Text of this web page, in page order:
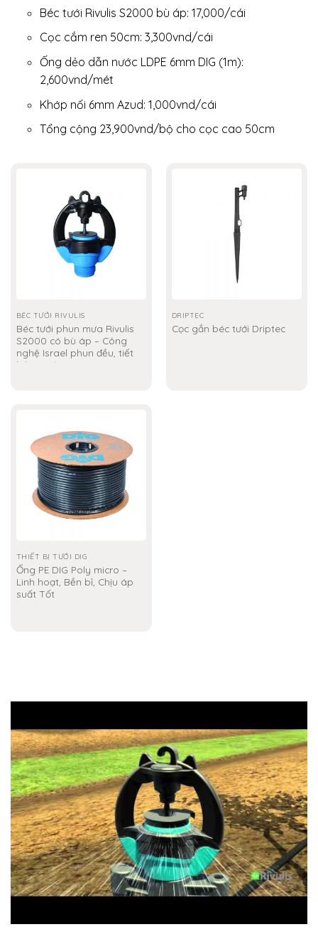
Béc tưới Rivulis S2000 bù áp: 17,000/cái
Cọc cắm ren 50cm: 3,300vnd/cái
Ống dẻo dẫn nước LDPE 6mm DIG (1m):
2,600vnd/mét
Khớp nối 6mm Azud: 1,000vnd/cái
Tổng cộng 23,900vnd/bộ cho cọc cao 50cm
BÉC TƯỚI RIVULIS
Béc tưới phun mưa Rivulis
S2000 có bù áp – Công
nghệ Israel phun đều, tiết
kiệm nước
DRIPTEC
Cọc gắn béc tưới Driptec
THIẾT BỊ TƯỚI DIG
Ống PE DIG Poly micro –
Linh hoạt, Bền bỉ, Chịu áp
suất Tốt